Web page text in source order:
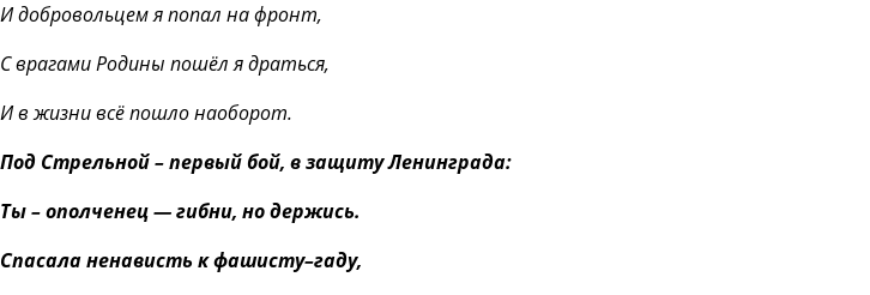
И добровольцем я попал на фронт,
С врагами Родины пошёл я драться,
И в жизни всё пошло наоборот.
Под Стрельной – первый бой, в защиту Ленинграда:
Ты – ополченец — гибни, но держись.
Спасала ненависть к фашисту–гаду,